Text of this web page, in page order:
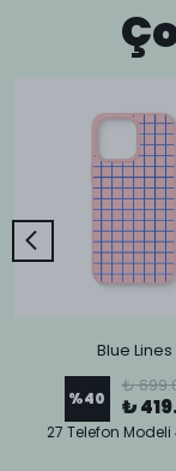
Blue Lines
%40
₺
₺
27 Telefon Modeli